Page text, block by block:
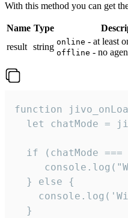
With this method you can get
Name Type
result string online - at least
offline - no
function
let chatMode =
if (chatMode ===
  } else {
  }